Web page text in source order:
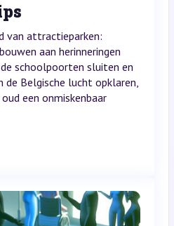
van attractieparken:
aan herinneringen
schoolpoorten sluiten en
de Belgische lucht opklaren,
een onmiskenbaar